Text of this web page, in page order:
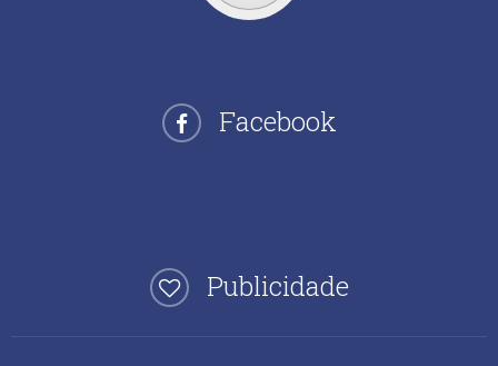
Facebook
Publicidade